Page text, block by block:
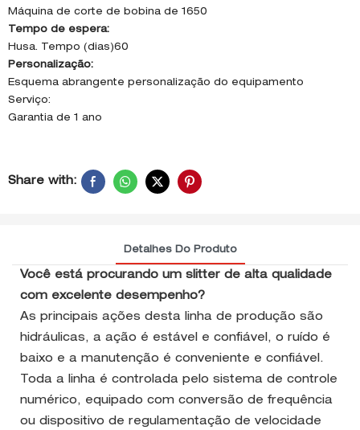
Máquina de corte de bobina de 1650
Tempo de espera:
Husa. Tempo (dias)60
Personalização:
Esquema abrangente personalização do equipamento
Serviço:
Garantia de 1 ano
Share with:
Detalhes Do Produto
Você está procurando um slitter de alta qualidade
com excelente desempenho?
As principais ações desta linha de produção são
hidráulicas, a ação é estável e confiável, o ruído é
baixo e a manutenção é conveniente e confiável.
Toda a linha é controlada pelo sistema de controle
numérico, equipado com conversão de frequência
ou dispositivo de regulamentação de velocidade